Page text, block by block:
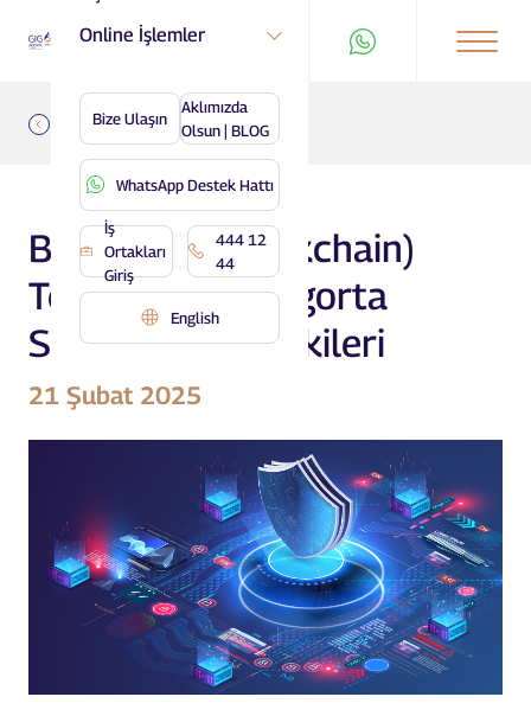
Online İşlemler
Bize Ulaşın
Aklımızda
Olsun | BLOG
WhatsApp Destek Hattı
İş
Ortakları
Giriş
444 12
44
English
Geri
Blokzincir (Blockchain)
Teknolojisi ve Sigorta
Sektöründeki Etkileri
21 Şubat 2025